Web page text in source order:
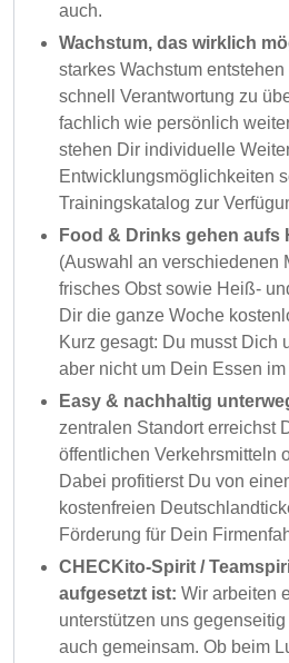
auch.
Wachstum, das wirklich
starkes Wachstum
schnell Verantwortung zu
fachlich wie persönlich
stehen Dir individuelle
Entwicklungsmöglichkeiten
Trainingskatalog zur
Food & Drinks gehen aufs
(Auswahl an verschiedenen
frisches Obst sowie Heiß-
Dir die ganze Woche
Kurz gesagt: Du musst Dich
aber nicht um Dein Essen im
Easy & nachhaltig
zentralen Standort erreichst
öffentlichen Verkehrsmitteln
Dabei profitierst Du von
kostenfreien
Förderung für Dein
CHECKito-Spirit /
aufgesetzt ist: Wir arbeiten
unterstützen uns
auch gemeinsam. Ob beim